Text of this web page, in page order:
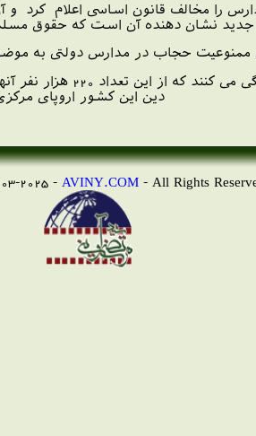
را مخالف قانون اساسی اعلام کرد و
جدید نشان دهنده آن است که حقوق
حجاب در مدارس دولتی به
در حدود 4/3 میلیون
دین این کشور اروپای
2025 - AVINY.COM - All Rights